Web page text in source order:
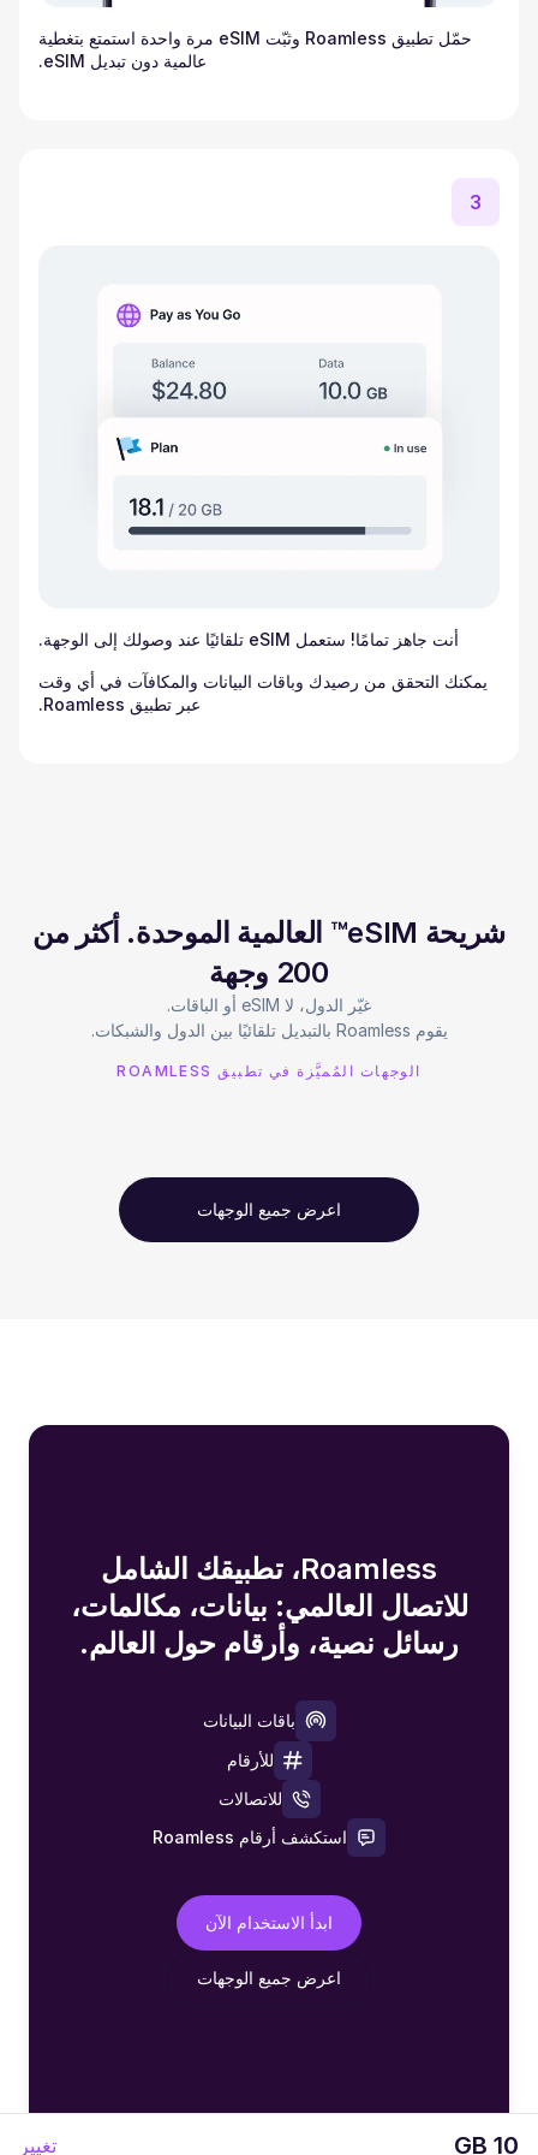
10 GB تغيير
حمّل تطبيق Roamless وثبّت eSIM مرة واحدة استمتع بتغطية
عالمية دون تبديل eSIM.
3
أنت جاهز تمامًا! ستعمل eSIM تلقائيًا عند وصولك إلى الوجهة.
يمكنك التحقق من رصيدك وباقات البيانات والمكافآت في أي وقت
عبر تطبيق Roamless.
شريحة eSIM™ العالمية الموحدة. أكثر من
200 وجهة
يقوم Roamless بالتبديل تلقائيًا بين الدول والشبكات.
الوجهات المُميَّزة في تطبيق ROAMLESS
اعرض جميع الوجهات
Roamless، تطبيقك الشامل
للاتصال العالمي: بيانات، مكالمات،
رسائل نصية، وأرقام حول العالم.
باقات البيانات
للأرقام
للاتصالات
استكشف أرقام Roamless
ابدأ الاستخدام الآن
اعرض جميع الوجهات